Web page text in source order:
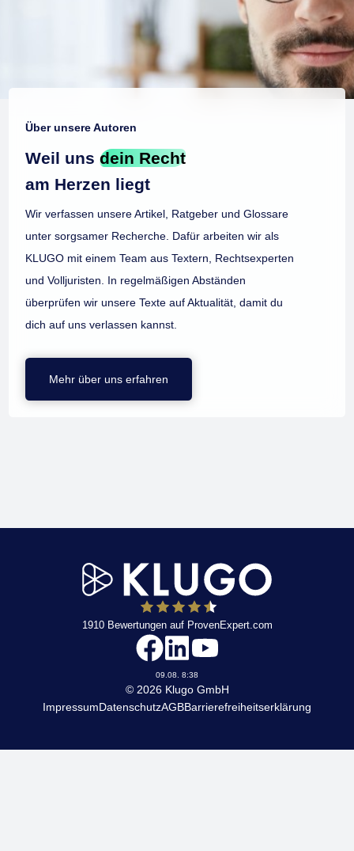
Über unsere Autoren
Weil unsdein Recht
am Herzen liegt
Wir verfassen unsere Artikel, Ratgeber und Glossare
unter sorgsamer Recherche. Dafür arbeiten wir als
KLUGO mit einem Team aus Textern, Rechtsexperten
und Volljuristen. In regelmäßigen Abständen
überprüfen wir unsere Texte auf Aktualität, damit du
dich auf uns verlassen kannst.
Mehr über uns erfahren
KLUGO
1910Bewertungen auf ProvenExpert.com
09.08. 8:38
© 2026 Klugo GmbH
ImpressumDatenschutzAGBBarrierefreiheitserklärung